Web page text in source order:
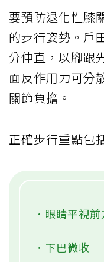
要預防退化性膝
的步行姿勢。戶
分伸直，以腳跟
面反作用力可分
關節負擔。
正確步行重點包
．眼睛平視前
．下巴微收